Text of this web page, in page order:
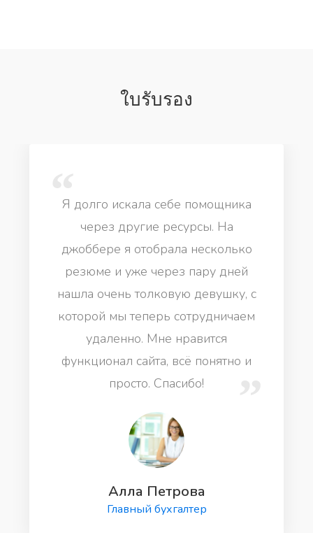
ใบรับรอง
Я долго искала себе помощника
через другие ресурсы. На
джоббере я отобрала несколько
резюме и уже через пару дней
нашла очень толковую девушку, с
которой мы теперь сотрудничаем
удаленно. Мне нравится
функционал сайта, всё понятно и
просто. Спасибо!
Алла Петрова
Главный бухгалтер